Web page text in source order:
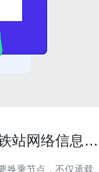
站网络信息快
换乘节点，不仅承载